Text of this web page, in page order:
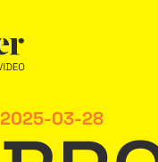
2025-03-28